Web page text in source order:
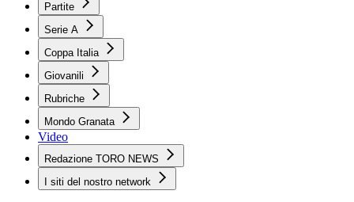
Partite
Serie A
Coppa Italia
Giovanili
Rubriche
Mondo Granata
Video
Redazione TORO NEWS
I siti del nostro network